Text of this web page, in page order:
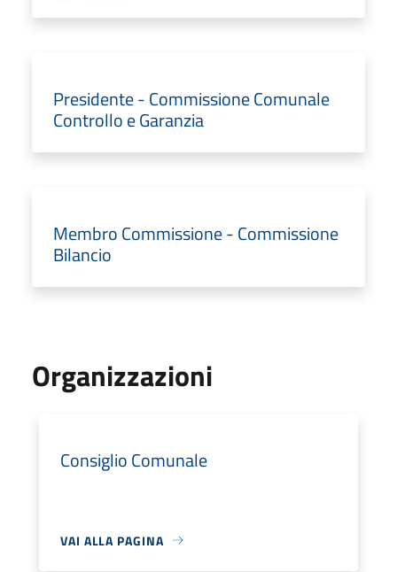
Presidente - Commissione Comunale
Controllo e Garanzia
Membro Commissione - Commissione
Bilancio
Organizzazioni
Consiglio Comunale
VAI ALLA PAGINA